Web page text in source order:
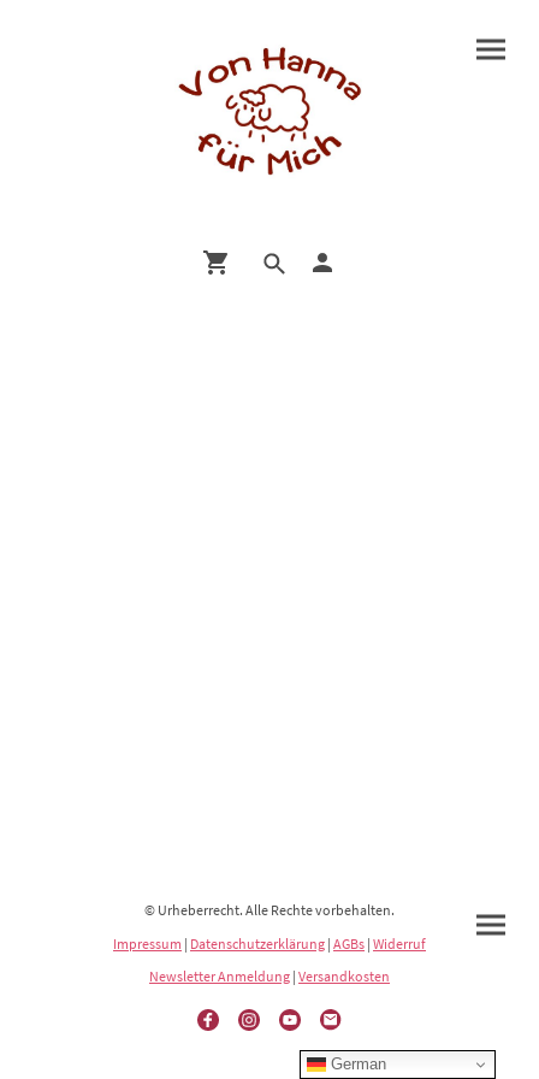
© Urheberrecht. Alle Rechte vorbehalten.
Impressum | Datenschutzerklärung | AGBs | Widerruf
Newsletter Anmeldung | Versandkosten
German